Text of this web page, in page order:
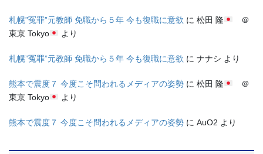
札幌”冤罪”元教師 免職から５年 今も復職に意欲 に 松田 隆
＠
東京 Tokyo
より
札幌”冤罪”元教師 免職から５年 今も復職に意欲 に ナナシ より
熊本で震度７ 今度こそ問われるメディアの姿勢 に 松田 隆
＠
東京 Tokyo
より
熊本で震度７ 今度こそ問われるメディアの姿勢 に AuO2 より